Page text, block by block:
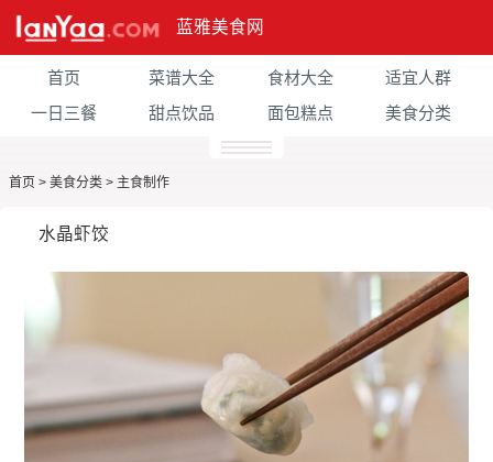
蓝雅美食网
首页 菜谱大全 食材大全
适宜人群
一日三餐
甜点饮品 面包糕点 美食分类
首页 > 美食分类 > 主食制作
水晶虾饺